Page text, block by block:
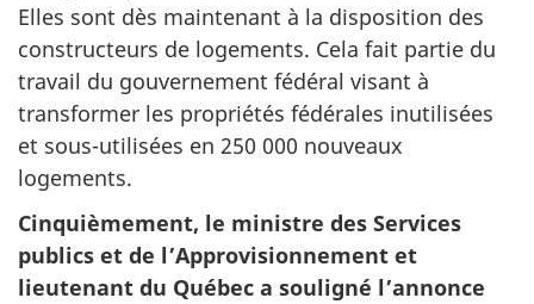
Elles sont dès maintenant à la disposition des
constructeurs de logements. Cela fait partie du
travail du gouvernement fédéral visant à
transformer les propriétés fédérales inutilisées
et sous-utilisées en 250 000 nouveaux
logements.
Cinquièmement, le ministre des Services
publics et de l’Approvisionnement et
lieutenant du Québec a souligné l’annonce